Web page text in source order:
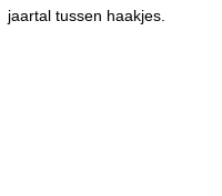
jaartal tussen haakjes.